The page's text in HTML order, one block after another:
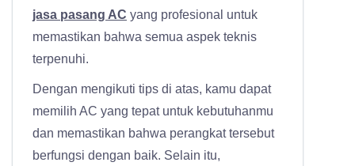
jasa pasang AC yang profesional untuk
memastikan bahwa semua aspek teknis
terpenuhi.
Dengan mengikuti tips di atas, kamu dapat
memilih AC yang tepat untuk kebutuhanmu
dan memastikan bahwa perangkat tersebut
berfungsi dengan baik. Selain itu,